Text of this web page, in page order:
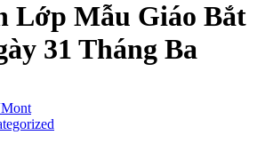
Lớp Mẫu Giáo Bắt
31 Tháng Ba